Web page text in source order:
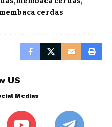
cerdas
US
Medias